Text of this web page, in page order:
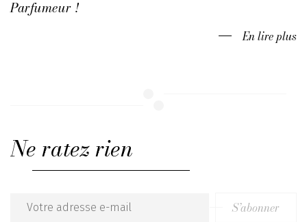
Parfumeur !
En lire plus
Ne ratez rien
Email
S’abonner